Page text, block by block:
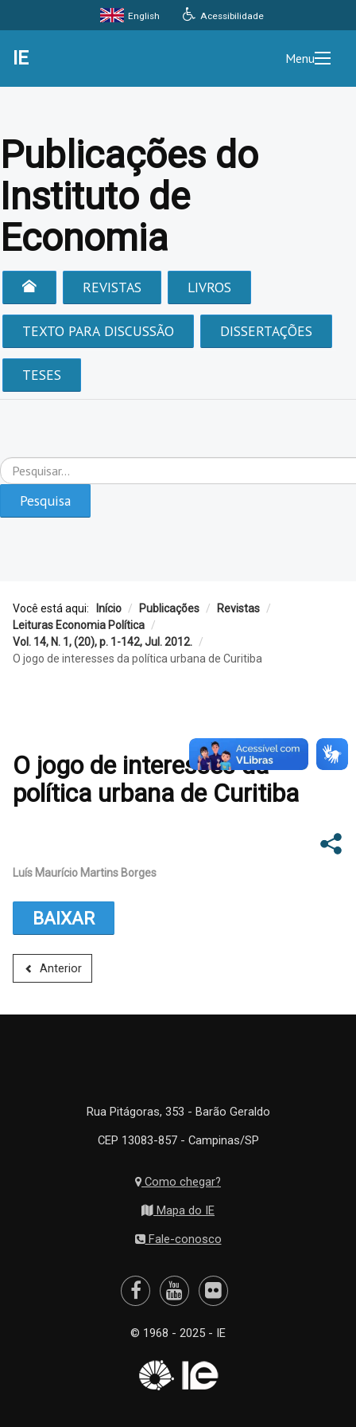
Acessibilidade
English
IE Menu
Publicações do
Instituto de
Economia
REVISTAS LIVROS
TEXTO PARA DISCUSSÃO DISSERTAÇÕES
TESES
Pesquisar...
Pesquisa
Você está aqui: Início / Publicações / Revistas /
Leituras Economia Política /
Vol. 14, N. 1, (20), p. 1-142, Jul. 2012. /
O jogo de interesses da política urbana de Curitiba
O jogo de interesses da
política urbana de Curitiba
Luís Maurício Martins Borges
BAIXAR
Anterior
Rua Pitágoras, 353 - Barão Geraldo
CEP 13083-857 - Campinas/SP
Como chegar?
Mapa do IE
Fale-conosco
© 1968 - 2025 - IE